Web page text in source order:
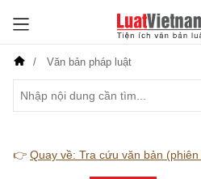
Văn bản pháp luật
👉 Quay về: Tra cứu văn bản (phiên